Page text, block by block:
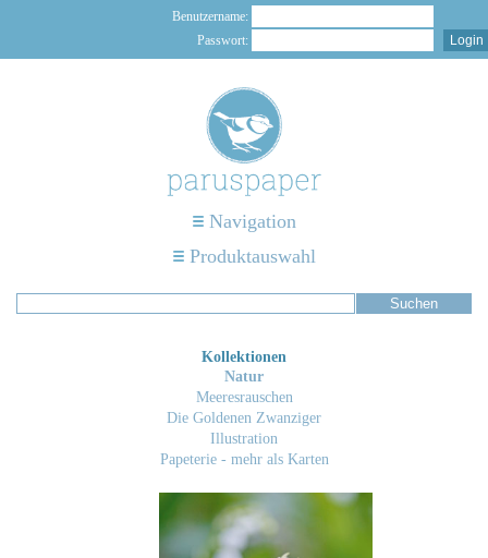
Benutzername:
Passwort:
Navigation
Produktauswahl
Kollektionen
Natur
Meeresrauschen
Die Goldenen Zwanziger
Illustration
Papeterie - mehr als Karten